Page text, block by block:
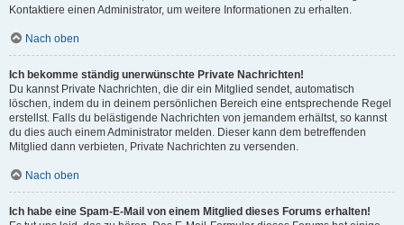
Kontaktiere einen Administrator, um weitere Informationen zu erhalten.
Nach oben
Ich bekomme ständig unerwünschte Private Nachrichten!
Du kannst Private Nachrichten, die dir ein Mitglied sendet, automatisch
löschen, indem du in deinem persönlichen Bereich eine entsprechende Regel
erstellst. Falls du belästigende Nachrichten von jemandem erhältst, so kannst
du dies auch einem Administrator melden. Dieser kann dem betreffenden
Mitglied dann verbieten, Private Nachrichten zu versenden.
Nach oben
Ich habe eine Spam-E-Mail von einem Mitglied dieses Forums erhalten!